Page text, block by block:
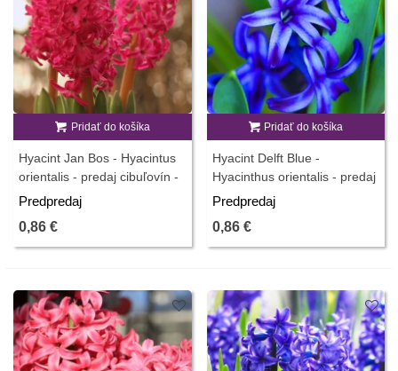
Pridať do košíka
Hyacint Jan Bos - Hyacintus
orientalis - predaj cibuľovín -
1 ks
Predpredaj
0,86 €
Pridať do košíka
Hyacint Delft Blue -
Hyacinthus orientalis - predaj
cibuľovín - 1 ks
Predpredaj
0,86 €